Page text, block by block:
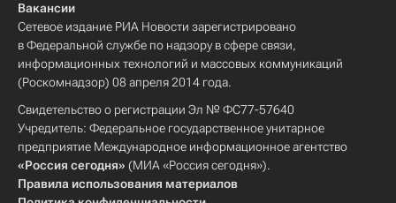
Вакансии
Сетевое издание РИА Новости зарегистрировано
в Федеральной службе по надзору в сфере связи,
информационных технологий и массовых коммуникаций
(Роскомнадзор) 08 апреля 2014 года.
Свидетельство о регистрации Эл № ФС77-57640
Учредитель: Федеральное государственное унитарное
предприятие Международное информационное агентство
«Россия сегодня» (МИА «Россия сегодня»).
Правила использования материалов